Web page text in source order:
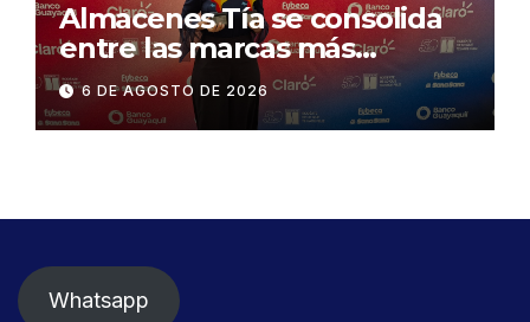
Almacenes Tía se consolida
entre las marcas más
influyentes del Ecuador
6 DE AGOSTO DE 2026
Whatsapp